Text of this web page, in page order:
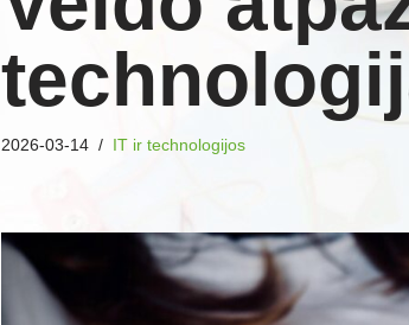
2026-03-14 IT ir technologijos